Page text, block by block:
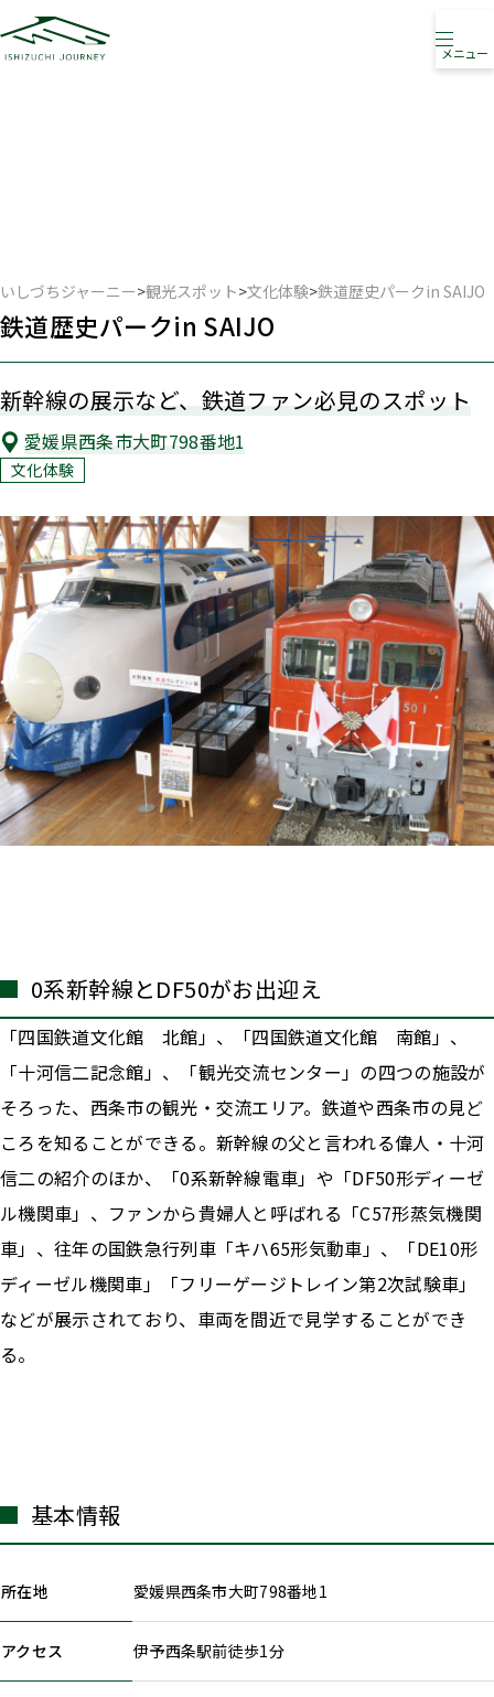
メニュー
いしづちジャーニー>観光スポット>文化体験>鉄道歴史パークin SAIJO
鉄道歴史パークin SAIJO
新幹線の展示など、鉄道ファン必見のスポット
愛媛県西条市大町798番地1
文化体験
0系新幹線とDF50がお出迎え
「四国鉄道文化館 北館」、「四国鉄道文化館 南館」、
「十河信二記念館」、「観光交流センター」の四つの施設が
そろった、西条市の観光・交流エリア。鉄道や西条市の見ど
ころを知ることができる。新幹線の父と言われる偉人・十河
信二の紹介のほか、「0系新幹線電車」や「DF50形ディーゼ
ル機関車」、ファンから貴婦人と呼ばれる「C57形蒸気機関
車」、往年の国鉄急行列車「キハ65形気動車」、「DE10形
ディーゼル機関車」「フリーゲージトレイン第2次試験車」
などが展示されており、車両を間近で見学することができ
る。
基本情報
所在地 愛媛県西条市大町798番地1
アクセス 伊予西条駅前徒歩1分